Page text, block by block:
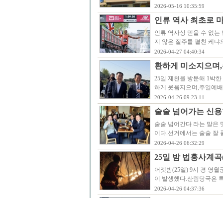
2026-05-16 10:35:59
인류 역사 최초로
인류 역사상 믿을 수 없는
지 않은 질주를 펼친 케
2026-04-27 04:40:34
환하게 미소지으
25일 제천을 방문해 1박
하게 웃음지으며,주일예
2026-04-26 09:23:11
술술 넘어가는 신
술술 넘어간다 라는 말은
이다.선거에서는 술술 잘
2026-04-26 06:32:29
25일 밤 법흥사계
어젯밤(25일) 9시 경 영월
이 발생했다.산림당국은
2026-04-26 04:37:36